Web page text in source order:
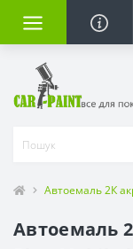
Автоемаль 2К
Автоемаль